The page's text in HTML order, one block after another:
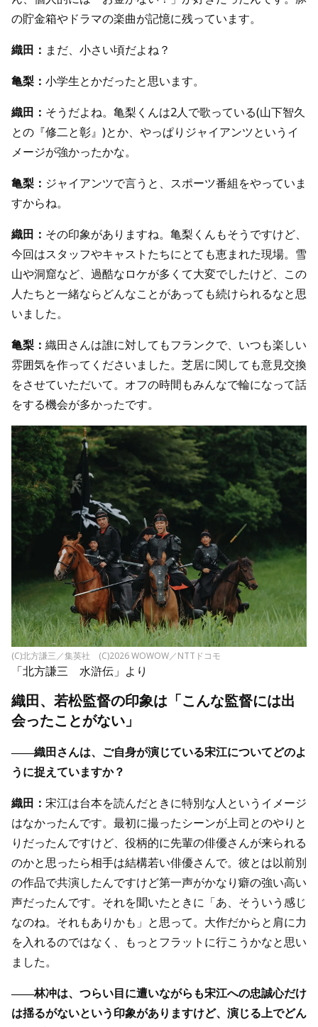
の貯金箱やドラマの楽曲が記憶に残っています。
織田： まだ、小さい頃だよね？
亀梨： 小学生とかだったと思います。
織田： そうだよね。亀梨くんは2人で歌っている(山下智久
との『修二と彰』)とか、やっぱりジャイアンツというイ
メージが強かったかな。
亀梨： ジャイアンツで言うと、スポーツ番組をやっていま
すからね。
織田： その印象がありますね。亀梨くんもそうですけど、
今回はスタッフやキャストたちにとても恵まれた現場。雪
山や洞窟など、過酷なロケが多くて大変でしたけど、この
人たちと一緒ならどんなことがあっても続けられるなと思
いました。
亀梨： 織田さんは誰に対してもフランクで、いつも楽しい
雰囲気を作ってくださいました。芝居に関しても意見交換
をさせていただいて。オフの時間もみんなで輪になって話
をする機会が多かったです。
(C)北方謙三／集英社 (C)2026 WOWOW／NTTドコモ
「北方謙三 水滸伝」より
織田、若松監督の印象は「こんな監督には出
会ったことがない」
――織田さんは、ご自身が演じている宋江についてどのよ
うに捉えていますか？
織田： 宋江は台本を読んだときに特別な人というイメージ
はなかったんです。最初に撮ったシーンが上司とのやりと
りだったんですけど、役柄的に先輩の俳優さんが来られる
のかと思ったら相手は結構若い俳優さんで。彼とは以前別
の作品で共演したんですけど第一声がかなり癖の強い高い
声だったんです。それを聞いたときに「あ、そういう感じ
なのね。それもありかも」と思って。大作だからと肩に力
を入れるのではなく、もっとフラットに行こうかなと思い
ました。
――林冲は、つらい目に遭いながらも宋江への忠誠心だけ
は揺るがないという印象がありますけど、演じる上でどん